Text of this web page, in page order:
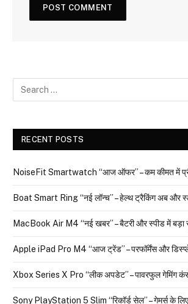
RECENT POSTS
NoiseFit Smartwatch “आज ऑफर” – कम कीमत में
Boat Smart Ring “नई लॉन्च” – हेल्थ ट्रैकिंग अब और
MacBook Air M4 “नई खबर” – बैटरी और स्पीड में बड़ा
Apple iPad Pro M4 “आज ट्रेंड” – परफॉर्मेंस और डिस्प्ले
Xbox Series X Pro “लीक अपडेट” – पावरफुल गेमिंग
Sony PlayStation 5 Slim “रिकॉर्ड सेल” – गेमर्स के